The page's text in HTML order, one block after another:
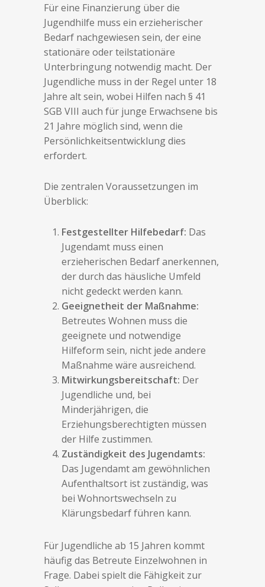
Für eine Finanzierung über die
Jugendhilfe muss ein erzieherischer
Bedarf nachgewiesen sein, der eine
stationäre oder teilstationäre
Unterbringung notwendig macht. Der
Jugendliche muss in der Regel unter 18
Jahre alt sein, wobei Hilfen nach § 41
SGB VIII auch für junge Erwachsene bis
21 Jahre möglich sind, wenn die
Persönlichkeitsentwicklung dies
erfordert.
Die zentralen Voraussetzungen im
Überblick:
Festgestellter Hilfebedarf: Das
Jugendamt muss einen
erzieherischen Bedarf anerkennen,
der durch das häusliche Umfeld
nicht gedeckt werden kann.
Geeignetheit der Maßnahme:
Betreutes Wohnen muss die
geeignete und notwendige
Hilfeform sein, nicht jede andere
Maßnahme wäre ausreichend.
Mitwirkungsbereitschaft: Der
Jugendliche und, bei
Minderjährigen, die
Erziehungsberechtigten müssen
der Hilfe zustimmen.
Zuständigkeit des Jugendamts:
Das Jugendamt am gewöhnlichen
Aufenthaltsort ist zuständig, was
bei Wohnortswechseln zu
Klärungsbedarf führen kann.
Für Jugendliche ab 15 Jahren kommt
häufig das Betreute Einzelwohnen in
Frage. Dabei spielt die Fähigkeit zur